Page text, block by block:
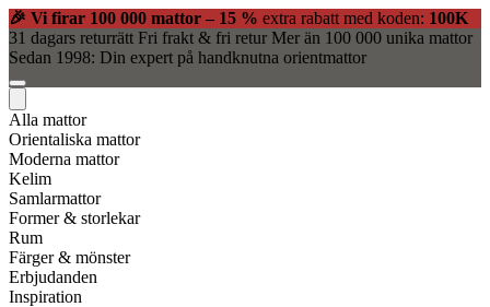
🎉 Vi firar 100 000 mattor – 15 % extra rabatt med koden: 100K
31 dagars returrätt Fri frakt & fri retur Mer än 100 000 unika mattor
Sedan 1998: Din expert på handknutna orientmattor
Alla mattor
Orientaliska mattor
Moderna mattor
Kelim
Samlarmattor
Former & storlekar
Rum
Färger & mönster
Erbjudanden
Inspiration